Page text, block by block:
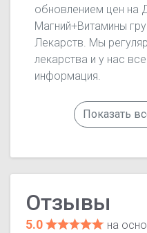
обновлением цен на
Магний+Витамины
Лекарств. Мы
лекарства и у нас
информация.
Показать
Отзывы
5.0 на